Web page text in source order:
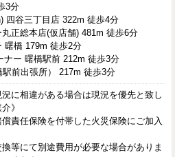
3分
四谷三丁目店 322m 徒歩4分
正総本店(仮店舗) 481m 徒歩6分
曙橋 179m 徒歩2分
ナー 曙橋駅前 212m 徒歩3分
前出張所） 217m 徒歩3分
に相違がある場合は現況を優先と致し
》
責任保険を付帯した火災保険にご加入
等にて別途費用が必要な場合がありま